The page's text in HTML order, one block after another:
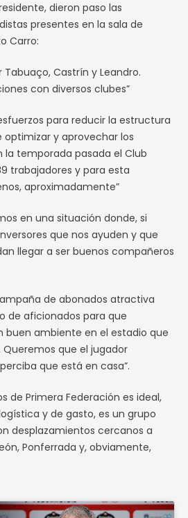
dieron paso las
presentes en la sala de
Carro:
Castrín y Leandro.
con diversos clubes”
para reducir la estructura
optimizar y aprovechar los
la temporada pasada el Club
trabajadores y para esta
aproximadamente”
en una situación donde, si
que nos ayuden y que
llegar a ser buenos compañeros
de abonados atractiva
de aficionados para que
buen ambiente en el estadio que
que el jugador
que está en casa”.
de Primera Federación es ideal,
y de gasto, es un grupo
desplazamientos cercanos a
Ponferrada y, obviamente,